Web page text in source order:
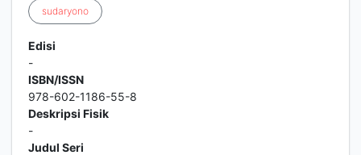
sudaryono
Edisi
-
ISBN/ISSN
978-602-1186-55-8
Deskripsi Fisik
-
Judul Seri